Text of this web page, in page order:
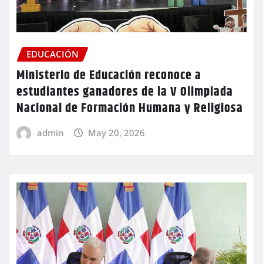
EDUCACIÓN
Ministerio de Educación reconoce a
estudiantes ganadores de la V Olimpiada
Nacional de Formación Humana y Religiosa
admin May 20, 2026